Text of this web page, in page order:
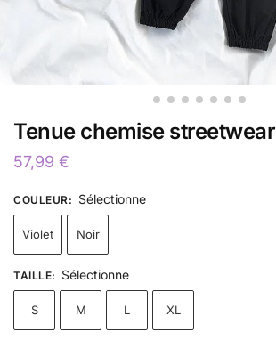
Tenue chemise streetwear
57,99 €
COULEUR: Sélectionne
Violet Noir
TAILLE: Sélectionne
S M L XL